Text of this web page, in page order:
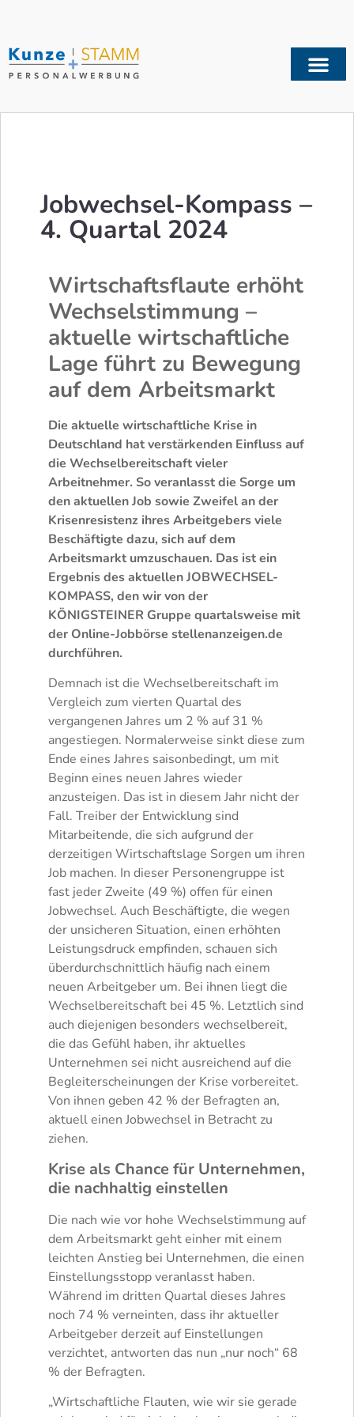
Jobwechsel-Kompass –
4. Quartal 2024
Wirtschaftsflaute erhöht
Wechselstimmung –
aktuelle wirtschaftliche
Lage führt zu Bewegung
auf dem Arbeitsmarkt
Die aktuelle wirtschaftliche Krise in
Deutschland hat verstärkenden Einfluss auf
die Wechselbereitschaft vieler
Arbeitnehmer. So veranlasst die Sorge um
den aktuellen Job sowie Zweifel an der
Krisenresistenz ihres Arbeitgebers viele
Beschäftigte dazu, sich auf dem
Arbeitsmarkt umzuschauen. Das ist ein
Ergebnis des aktuellen JOBWECHSEL-
KOMPASS, den wir von der
KÖNIGSTEINER Gruppe quartalsweise mit
der Online-Jobbörse stellenanzeigen.de
durchführen.
Demnach ist die Wechselbereitschaft im
Vergleich zum vierten Quartal des
vergangenen Jahres um 2 % auf 31 %
angestiegen. Normalerweise sinkt diese zum
Ende eines Jahres saisonbedingt, um mit
Beginn eines neuen Jahres wieder
anzusteigen. Das ist in diesem Jahr nicht der
Fall. Treiber der Entwicklung sind
Mitarbeitende, die sich aufgrund der
derzeitigen Wirtschaftslage Sorgen um ihren
Job machen. In dieser Personengruppe ist
fast jeder Zweite (49 %) offen für einen
Jobwechsel. Auch Beschäftigte, die wegen
der unsicheren Situation, einen erhöhten
Leistungsdruck empfinden, schauen sich
überdurchschnittlich häufig nach einem
neuen Arbeitgeber um. Bei ihnen liegt die
Wechselbereitschaft bei 45 %. Letztlich sind
auch diejenigen besonders wechselbereit,
die das Gefühl haben, ihr aktuelles
Unternehmen sei nicht ausreichend auf die
Begleiterscheinungen der Krise vorbereitet.
Von ihnen geben 42 % der Befragten an,
aktuell einen Jobwechsel in Betracht zu
ziehen.
Krise als Chance für Unternehmen,
die nachhaltig einstellen
Die nach wie vor hohe Wechselstimmung auf
dem Arbeitsmarkt geht einher mit einem
leichten Anstieg bei Unternehmen, die einen
Einstellungsstopp veranlasst haben.
Während im dritten Quartal dieses Jahres
noch 74 % verneinten, dass ihr aktueller
Arbeitgeber derzeit auf Einstellungen
verzichtet, antworten das nun „nur noch“ 68
% der Befragten.
„Wirtschaftliche Flauten, wie wir sie gerade